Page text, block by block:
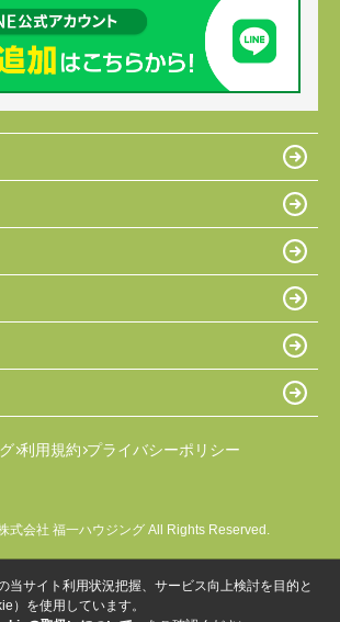
利用規約 プライバシーポリシー
式会社 福一ハウジング All Rights Reserved.
当サイト利用状況把握、サービス向上検討を目的と
）を使用しています。